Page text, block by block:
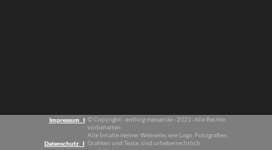
Impressum I
Datenschutz I
© Copyright - entling-messer.de - 2021- Alle Rechte
vorbehalten.
Alle Inhalte meiner Webseite, wie Logo, Fotografien,
Grafiken und Texte, sind urheberrechtlich